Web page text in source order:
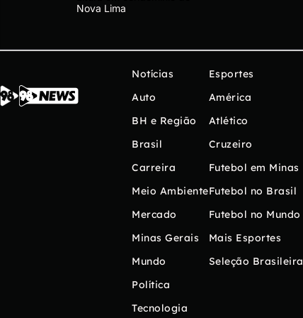
Nova Lima
Notícias
Auto
BH e Região
Brasil
Carreira
Meio Ambiente
Mercado
Minas Gerais
Mundo
Política
Tecnologia
Esportes
América
Atlético
Cruzeiro
Futebol em Minas
Futebol no Brasil
Futebol no Mundo
Mais Esportes
Seleção Brasileira